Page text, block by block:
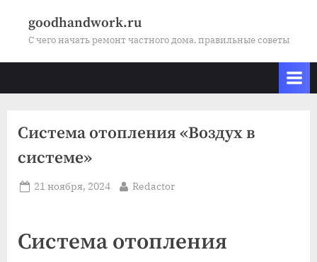
goodhandwork.ru
С чего начать ремонт частного дома, правильные советы
Система отопления «Воздух в
системе»
Posted
21 ноября, 2024 By
Redactor
Система отопления